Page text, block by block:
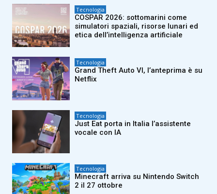
Tecnologia
COSPAR 2026: sottomarini come
simulatori spaziali, risorse lunari ed
etica dell’intelligenza artificiale
Tecnologia
Grand Theft Auto VI, l’anteprima è su
Netflix
Tecnologia
Just Eat porta in Italia l’assistente
vocale con IA
Tecnologia
Minecraft arriva su Nintendo Switch
2 il 27 ottobre